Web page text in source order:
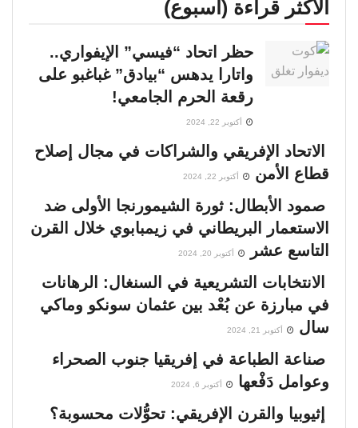
الأكثر قراءة (أسبوع)
حظر اتحاد “فيسي” الإيفواري..
واتارا يدهس “بيادق” غباغبو على
رقعة الحرم الجامعي!
أكتوبر 22, 2024
الاتحاد الإفريقي والشراكات في مجال إصلاح
قطاع الأمن
أكتوبر 22, 2024
صمود الأبطال: ثورة الشيمورنجا الأولى ضد
الاستعمار البريطاني في زيمبابوي خلال القرن
التاسع عشر
أكتوبر 20, 2024
الانتخابات التشريعية في السنغال: الرهانات
في مبارزة عن بُعْد بين عثمان سونكو وماكي
سال
أكتوبر 21, 2024
صناعة الطباعة في إفريقيا جنوب الصحراء
وعوامل دَفْعها
أكتوبر 6, 2024
إثيوبيا والقرن الإفريقي: تحوُّلات محسوبة؟